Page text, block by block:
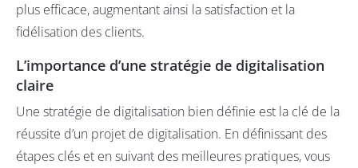
plus efficace, augmentant ainsi la satisfaction et la
fidélisation des clients.
L’importance d’une stratégie de digitalisation
claire
Une stratégie de digitalisation bien définie est la clé de la
réussite d’un projet de digitalisation. En définissant des
étapes clés et en suivant des meilleures pratiques, vous